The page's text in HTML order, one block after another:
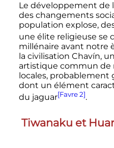
Le développement de
des changements
population explose,
une élite religieuse se
millénaire avant notre
la civilisation Chavín,
artistique commun de
locales, probablement
dont un élément
du jaguar[Favre 2].
Tiwanaku et